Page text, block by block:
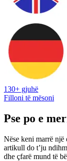
130+ gjuhë
Filloni të mësoni
Pse po e
Nëse keni marrë
artikull do t’ju
dhe çfarë mund të